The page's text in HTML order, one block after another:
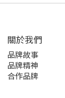
關於我們
品牌故事
品牌精神
合作品牌